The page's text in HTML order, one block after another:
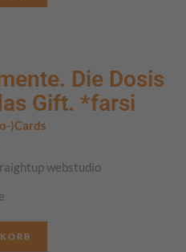
Die Dosis
Gift. *farsi
)Cards
webstudio